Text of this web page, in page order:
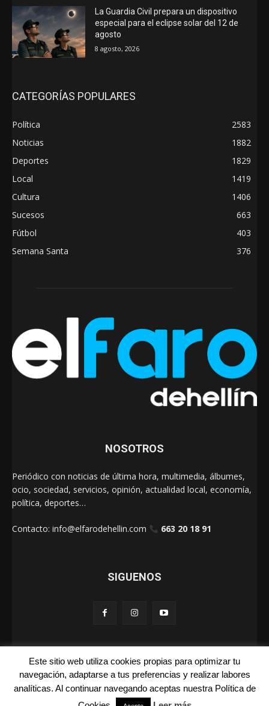
La Guardia Civil prepara un dispositivo
especial para el eclipse solar del 12 de
agosto
8 agosto, 2026
CATEGORÍAS POPULARES
Política
2583
Noticias
1882
Deportes
1829
Local
1419
Cultura
1406
Sucesos
663
Fútbol
403
Semana Santa
376
NOSOTROS
Periódico con noticias de última hora, multimedia, álbumes,
ocio, sociedad, servicios, opinión, actualidad local, economía,
política, deportes…
Contacto: info@elfarodehellin.com 663 20 18 91
SIGUENOS
El Faro de Hellín 2025
La Foto de la Semana
Este sitio web utiliza cookies propias para optimizar tu
navegación, adaptarse a tus preferencias y realizar labores
analíticas. Al continuar navegando aceptas nuestra Política de